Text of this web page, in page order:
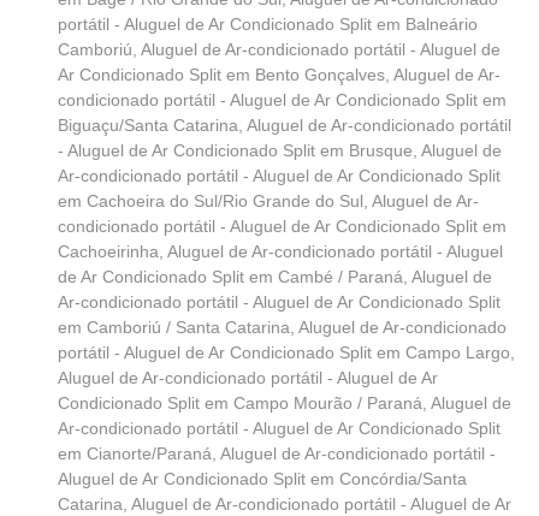
portátil - Aluguel de Ar Condicionado Split em Balneário
Camboriú Aluguel de Ar-condicionado portátil - Aluguel de
Ar Condicionado Split em Bento Gonçalves Aluguel de Ar-
condicionado portátil - Aluguel de Ar Condicionado Split em
Biguaçu/Santa Catarina Aluguel de Ar-condicionado portátil
- Aluguel de Ar Condicionado Split em Brusque Aluguel de
Ar-condicionado portátil - Aluguel de Ar Condicionado Split
em Cachoeira do Sul/Rio Grande do Sul Aluguel de Ar-
condicionado portátil - Aluguel de Ar Condicionado Split em
Cachoeirinha Aluguel de Ar-condicionado portátil - Aluguel
de Ar Condicionado Split em Cambé / Paraná Aluguel de
Ar-condicionado portátil - Aluguel de Ar Condicionado Split
em Camboriú / Santa Catarina Aluguel de Ar-condicionado
portátil - Aluguel de Ar Condicionado Split em Campo Largo
Aluguel de Ar-condicionado portátil - Aluguel de Ar
Condicionado Split em Campo Mourão / Paraná Aluguel de
Ar-condicionado portátil - Aluguel de Ar Condicionado Split
em Cianorte/Paraná Aluguel de Ar-condicionado portátil -
Aluguel de Ar Condicionado Split em Concórdia/Santa
Catarina Aluguel de Ar-condicionado portátil - Aluguel de Ar